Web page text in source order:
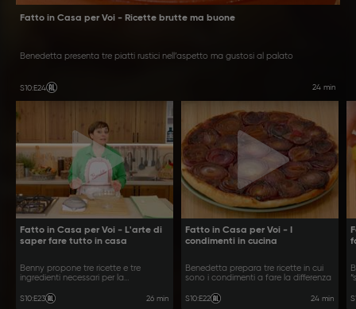
Fatto in Casa per Voi - Ricette brutte ma buone
Benedetta presenta tre piatti rustici nell’aspetto ma gustosi al palato
S10:E24 24 min
Fatto in Casa per Voi - L'arte di
saper fare tutto in casa
Benny propone tre ricette e tre
ingredienti necessari per la
S10:E23 26 min
Fatto in Casa per Voi - I
condimenti in cucina
Benedetta prepara tre ricette in cui
sono i condimenti a fare la differenza
S10:E22 24 min